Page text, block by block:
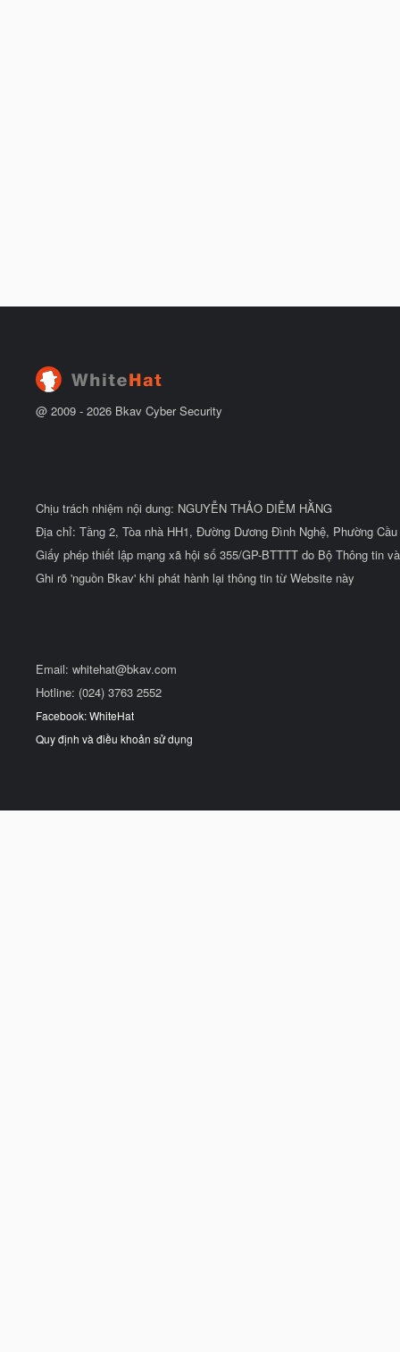
@ 2009 - 2026 Bkav Cyber Security
Chịu trách nhiệm nội dung: NGUYỄN THẢO DIỄM HẰNG
Địa chỉ: Tầng 2, Tòa nhà HH1, Đường Dương Đình Nghệ, Phường
Giấy phép thiết lập mạng xã hội số 355/GP-BTTTT do Bộ Thông tin
Ghi rõ 'nguồn Bkav' khi phát hành lại thông tin từ Website này
Email: whitehat@bkav.com
Hotline: (024) 3763 2552
Facebook: WhiteHat
Quy định và điều khoản sử dụng